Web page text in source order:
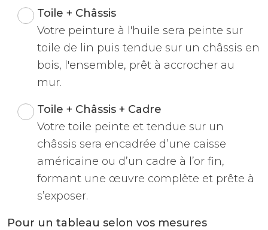
Toile + Châssis
Votre peinture à l'huile sera peinte sur
toile de lin puis tendue sur un châssis en
bois, l'ensemble, prêt à accrocher au
mur.
Toile + Châssis + Cadre
Votre toile peinte et tendue sur un
châssis sera encadrée d’une caisse
américaine ou d’un cadre à l’or fin,
formant une œuvre complète et prête à
s’exposer.
Pour un tableau selon vos mesures